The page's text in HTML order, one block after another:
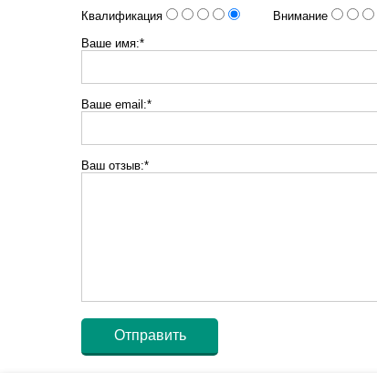
Квалификация Внимание
Ваше имя:*
Ваше email:*
Ваш отзыв:*